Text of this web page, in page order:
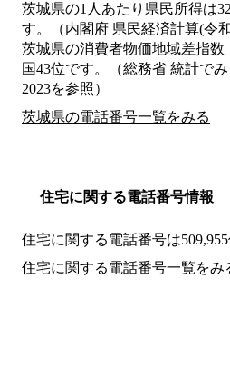
茨城県の1人あたり県民所得は
す。（内閣府 県民経済計算(令
茨城県の消費者物価地域差指数
国43位です。（総務省 統計で
2023を参照）
茨城県の電話番号一覧をみる
住宅に関する電話番号情報
住宅に関する電話番号は
住宅に関する電話番号一覧をみ